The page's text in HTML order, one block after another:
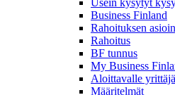
Usein kysytyt
Business Finland
Rahoituksen
Rahoitus
BF tunnus
My Business
Aloittavalle
Määritelmät